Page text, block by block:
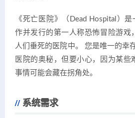
《死亡医院》（Dead Hospital）是
作并发行的第一人称恐怖冒险游戏
人们垂死的医院中。 您是唯一的幸
医院的奥秘，但要小心，因为某些
事情可能会藏在拐角处。
系统需求